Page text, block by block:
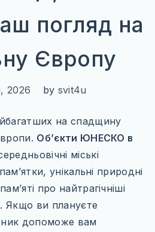
БРИТАНІЯ
погляд на
Європу
2026 by svit4u
на спадщину
Об’єкти ЮНЕСКО в
міські
унікальні природні
про найтрагічніші
Якщо ви плануєте
допоможе вам